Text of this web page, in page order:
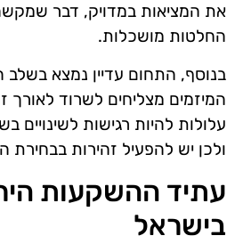
את המציאות במדויק, דבר
החלטות מושכלות.
בנוסף, התחום עדיין נמצא
המיזמים מצליחים לשרוד לאורך
עלולות להיות רגישות לשינויים
ולכן יש להפעיל זהירות בבחירת
עתיד ההשקעות
בישראל